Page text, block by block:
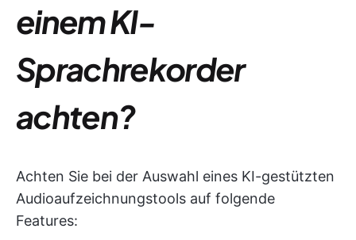
einem KI-
Sprachrekorder
achten?
Achten Sie bei der Auswahl eines KI-gestützten
Audioaufzeichnungstools auf folgende
Features: